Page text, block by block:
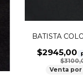
BATISTA
$2945,00
Venta